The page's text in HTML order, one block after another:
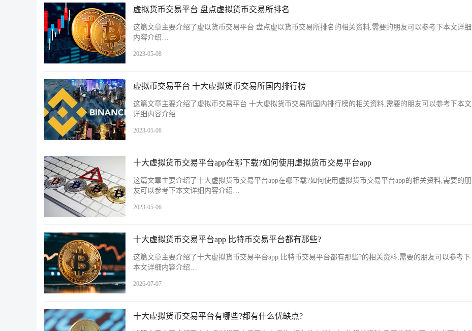
虚拟货币交易平台 盘点虚拟货币交易所排名
这篇文章主要介绍了虚以货币交易平台 盘点虚以货币交易所排名的相关资料,需要的朋友可以参考下本文详细
内容介绍…
2023-05-08
虚拟币交易平台 十大虚拟货币交易所国内排行榜
这篇文章主要介绍了虚拟币交易平台 十大虚拟货币交易所国内排行榜的相关资料,需要的朋友可以参考下本文
详细内容介绍…
2023-05-08
十大虚拟货币交易平台app在哪下载?如何使用虚拟货币交易平台app
这篇文章主要介绍了十大虚拟货币交易平台app在哪下载?如何使用虚拟货币交易平台app的相关资料,需要的朋
友可以参考下本文详细内容介绍…
2023-05-06
十大虚拟货币交易平台app 比特币交易平台都有那些?
这篇文章主要介绍了十大虚拟货币交易平台app 比特币交易平台都有那些?的相关资料,需要的朋友可以参考下
本文详细内容介绍…
2026-07-07
十大虚拟货币交易平台有哪些?都有什么优缺点?